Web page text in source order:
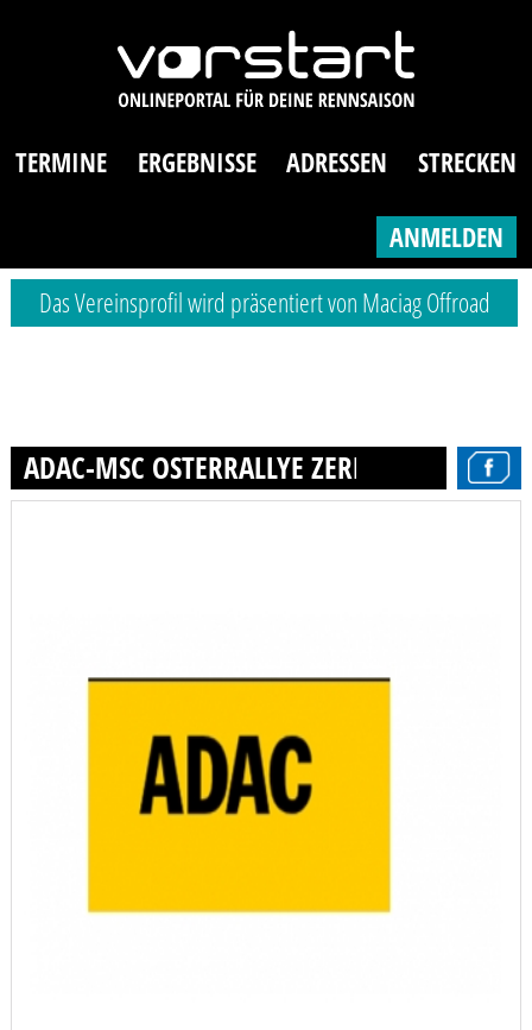
TERMINE ERGEBNISSE ADRESSEN STRECKEN
ANMELDEN
Das Vereinsprofil wird präsentiert von Maciag Offroad
ADAC-MSC OSTERRALLYE ZERF